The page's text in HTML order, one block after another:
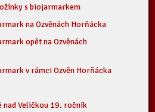
s biojarmarkem
na Ozvěnách Horňácka
opět na Ozvěnách
v rámci Ozvěn Horňácka
nad Veličkou 19. ročník